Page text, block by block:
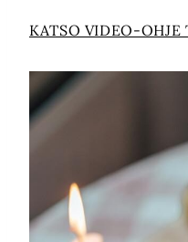
KATSO VIDEO-OHJE